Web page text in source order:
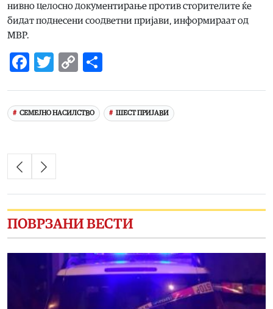
нивно целосно документирање против сторителите ќе
бидат поднесени соодветни пријави, информираат од
МВР.
Facebook
Twitter
Copy
СЕМЕЈНО НАСИЛСТВО ШЕСТ ПРИЈАВИ
ПОВРЗАНИ ВЕСТИ